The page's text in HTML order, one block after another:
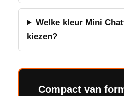
Welke kleur Mini
kiezen?
Compact van